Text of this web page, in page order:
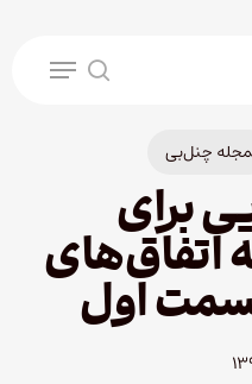
search
Menu
مجله چنل‌بی
برای
اتفاق‌های
اول